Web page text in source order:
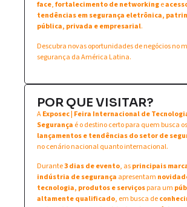
face,fortalecimento de networkinge
tendências em segurança eletrônica,
pública, privada e empresarial.
Descubra novas oportunidades de negócios no
segurança da América Latina.
POR QUE VISITAR?
AExposec | Feira Internacional de
Segurança é o destino certo para quem busca os
lançamentos e tendências do setor de
no cenário nacional quanto internacional.
Durante3 dias de evento, asprincipais
indústria de segurança apresentam
tecnologia, produtos e serviçospara um
altamente qualificado, em busca de